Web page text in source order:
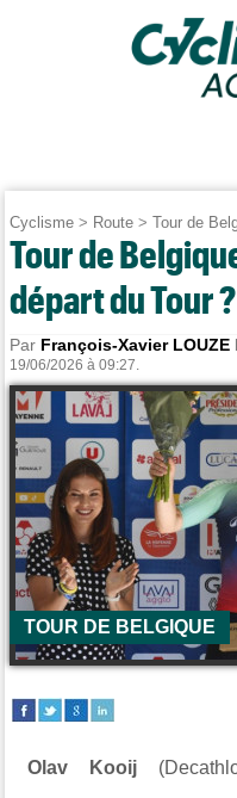
Cyclisme > Route >Tour de
Tour de
départ du Tour
Par François-Xavier LOUZE
19/06/2026 à 09:27.
TOUR DE BELGIQUE
Olav Kooij